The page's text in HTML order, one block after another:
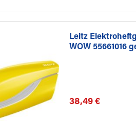
Leitz
WOW 55661016
38,49 €